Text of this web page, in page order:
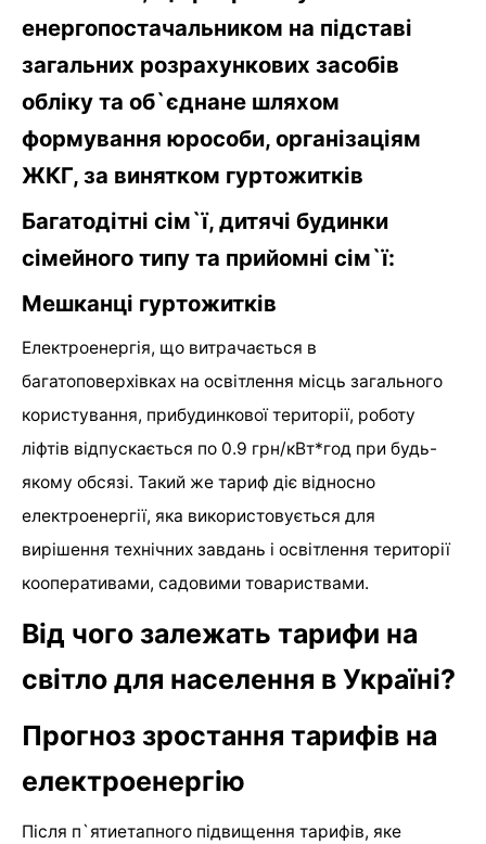
енергопостачальником на підставі
загальних розрахункових засобів
обліку та об`єднане шляхом
формування юрособи, організаціям
ЖКГ, за винятком гуртожитків
Багатодітні сім`ї, дитячі будинки
сімейного типу та прийомні сім`ї:
Мешканці гуртожитків
Електроенергія, що витрачається в
багатоповерхівках на освітлення місць загального
користування, прибудинкової території, роботу
ліфтів відпускається по 0.9 грн/кВт*год при будь-
якому обсязі. Такий же тариф діє відносно
електроенергії, яка використовується для
вирішення технічних завдань і освітлення території
кооперативами, садовими товариствами.
Від чого залежать тарифи на
світло для населення в Україні?
Прогноз зростання тарифів на
електроенергію
Після п`ятиетапного підвищення тарифів, яке